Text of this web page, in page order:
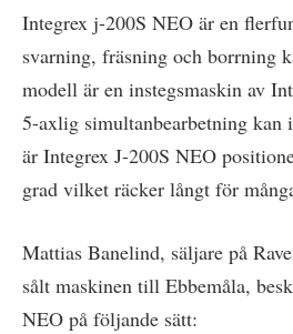
Integrex j-200S NEO är en
svarning, fräsning och borrning
modell är en instegsmaskin av
5-axlig simultanbearbetning kan
är Integrex J-200S NEO
grad vilket räcker långt för
Mattias Banelind, säljare på
sålt maskinen till Ebbemåla,
NEO på följande sätt: